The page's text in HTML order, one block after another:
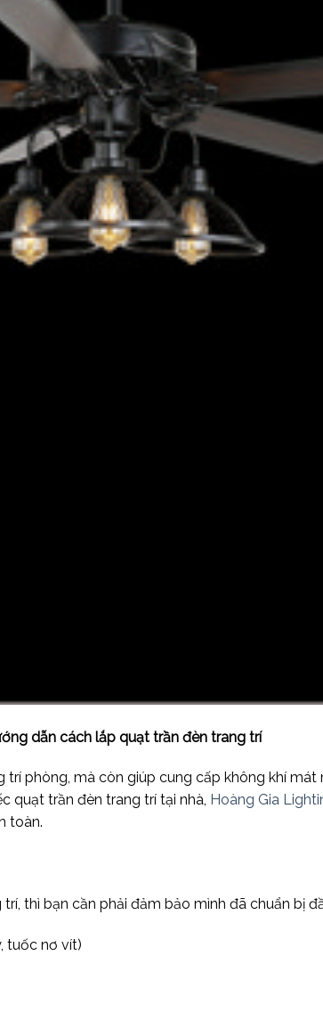
dẫn cách lắp quạt trần đèn trang trí
phòng, mà còn giúp cung cấp không khí mát
quạt trần đèn trang trí tại nhà, Hoàng Gia
toàn.
thì bạn cần phải đảm bảo mình đã chuẩn bị
tuốc nơ vít)